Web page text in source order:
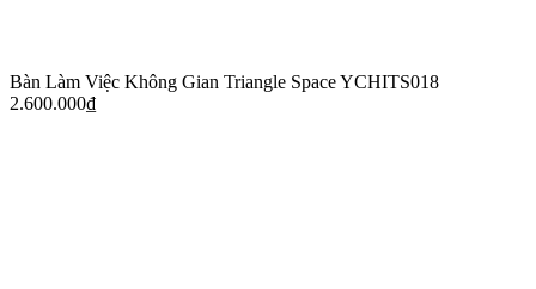
Bàn Làm Việc Không Gian Triangle Space YCHITS018
2.600.000₫